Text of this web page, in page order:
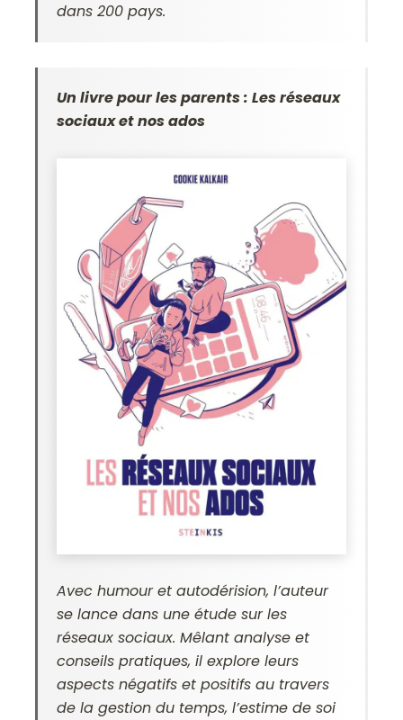
dans 200 pays.
Un livre pour les parents : Les réseaux
sociaux et nos ados
Avec humour et autodérision, l’auteur
se lance dans une étude sur les
réseaux sociaux. Mêlant analyse et
conseils pratiques, il explore leurs
aspects négatifs et positifs au travers
de la gestion du temps, l’estime de soi